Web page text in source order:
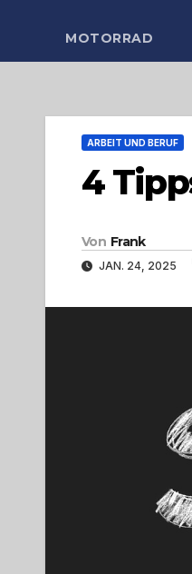
MOTORRAD
ARBEIT UND BERUF
4
Von Frank
JAN. 24, 2025